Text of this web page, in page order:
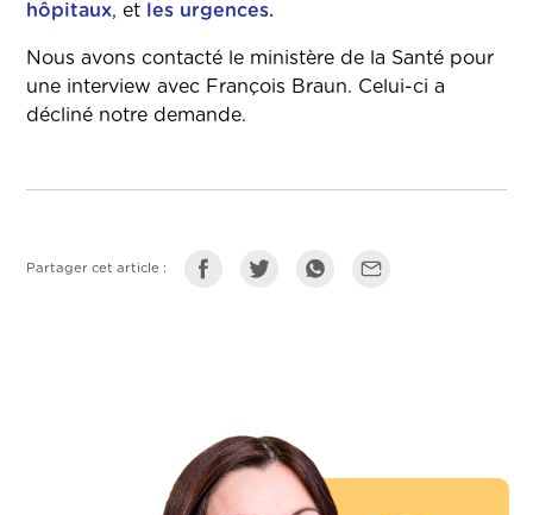
hôpitaux, et les urgences.
Nous avons contacté le ministère de la Santé pour
une interview avec François Braun. Celui-ci a
décliné notre demande.
Partager cet article :